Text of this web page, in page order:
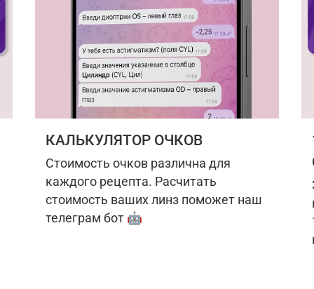
КАЛЬКУЛЯТОР ОЧКОВ
Стоимость очков различна для
каждого рецепта. Расчитать
стоимость ваших линз поможет наш
телеграм бот 🤖